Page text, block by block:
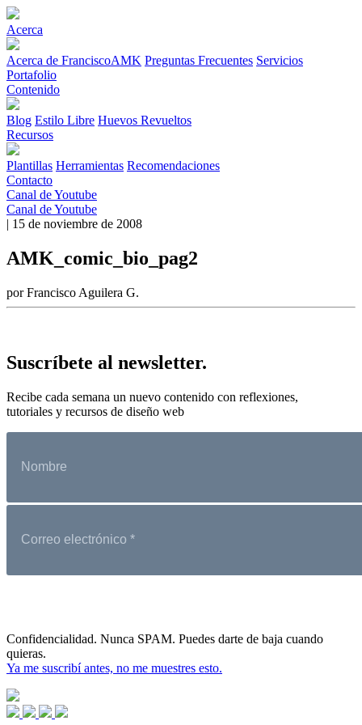
Acerca
Acerca de FranciscoAMK Preguntas Frecuentes Servicios
Portafolio
Contenido
Blog Estilo Libre Huevos Revueltos
Recursos
Plantillas Herramientas Recomendaciones
Contacto
Canal de Youtube
Canal de Youtube
| 15 de noviembre de 2008
AMK_comic_bio_pag2
por Francisco Aguilera G.
Suscríbete al newsletter.
Recibe cada semana un nuevo contenido con reflexiones,
tutoriales y recursos de diseño web
Confidencialidad. Nunca SPAM. Puedes darte de baja cuando
quieras.
Ya me suscribí antes, no me muestres esto.